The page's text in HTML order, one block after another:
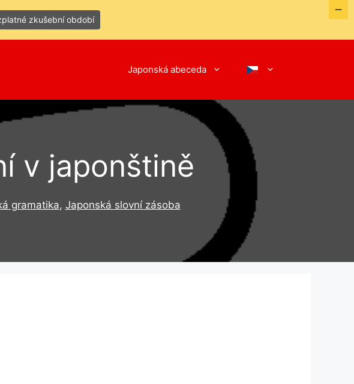
Japonská abeceda
v japonštině
gramatika, Japonská slovní zásoba
zkušební období